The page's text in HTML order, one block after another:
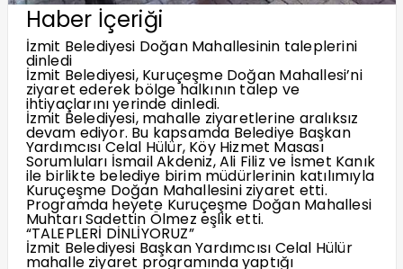
Haber İçeriği
İzmit Belediyesi Doğan Mahallesinin taleplerini
dinledi
İzmit Belediyesi, Kuruçeşme Doğan Mahallesi’ni
ziyaret ederek bölge halkının talep ve
ihtiyaçlarını yerinde dinledi.
İzmit Belediyesi, mahalle ziyaretlerine aralıksız
devam ediyor. Bu kapsamda Belediye Başkan
Yardımcısı Celal Hülür, Köy Hizmet Masası
Sorumluları İsmail Akdeniz, Ali Filiz ve İsmet Kanık
ile birlikte belediye birim müdürlerinin katılımıyla
Kuruçeşme Doğan Mahallesini ziyaret etti.
Programda heyete Kuruçeşme Doğan Mahallesi
Muhtarı Sadettin Ölmez eşlik etti.
“TALEPLERİ DİNLİYORUZ”
İzmit Belediyesi Başkan Yardımcısı Celal Hülür
mahalle ziyaret programında yaptığı